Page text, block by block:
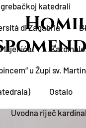
katedrali
di Zagabria
u Župi sv.
Ostalo
Uvodna riječ